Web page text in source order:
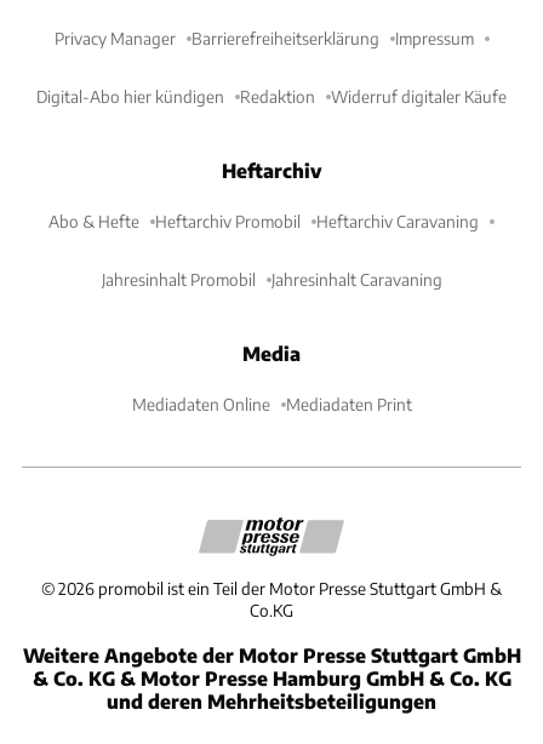
Privacy Manager Barrierefreiheitserklärung Impressum
Digital-Abo hier kündigen Redaktion Widerruf digitaler Käufe
Heftarchiv
Abo & Hefte Heftarchiv Promobil Heftarchiv Caravaning
Jahresinhalt Promobil Jahresinhalt Caravaning
Media
Mediadaten Online Mediadaten Print
©2026 promobil ist ein Teil der Motor Presse Stuttgart GmbH &
Co.KG
Weitere Angebote der Motor Presse Stuttgart GmbH
& Co. KG & Motor Presse Hamburg GmbH & Co. KG
und deren Mehrheitsbeteiligungen